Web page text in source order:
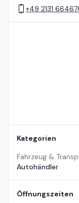
+49 2131
Kategorien
Fahrzeug &
Autohändler
Öffnungszeiten